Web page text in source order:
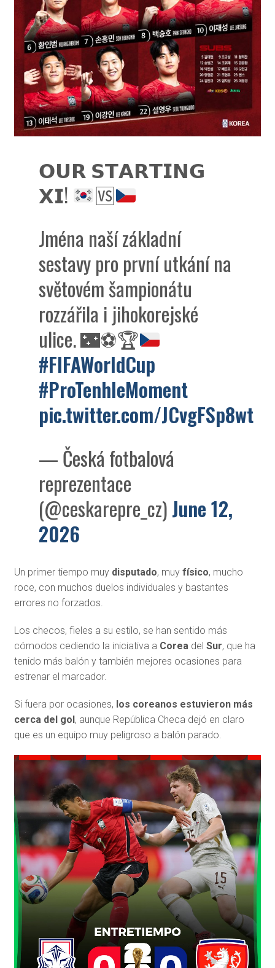
𝗢𝗨𝗥 𝗦𝗧𝗔𝗥𝗧𝗜𝗡𝗚
𝗫𝗜!
🆚
Jména naší základní
sestavy pro první utkání na
světovém šampionátu
rozzářila i jihokorejské
ulice.🌃⚽🏆
#FIFAWorldCup
#ProTenhleMoment
pic.twitter.com/JCvgFSp8wt
— Česká fotbalová
reprezentace
(@ceskarepre_cz)June 12,
2026
Un primer tiempo muy disputado, muy físico, mucho
roce, con muchos duelos individuales y bastantes
errores no forzados.
Los checos, fieles a su estilo, se han sentido más
cómodos cediendo la iniciativa a Corea del Sur, que ha
tenido más balón y también mejores ocasiones para
estrenar el marcador.
Si fuera por ocasiones, los coreanos estuvieron más
cerca del gol, aunque República Checa dejó en claro
que es un equipo muy peligroso a balón parado.